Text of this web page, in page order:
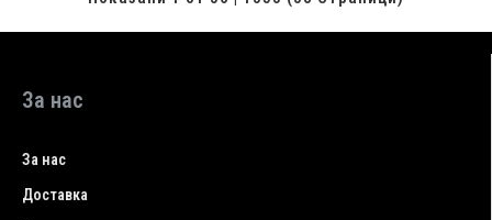
За нас
За нас
Доставка